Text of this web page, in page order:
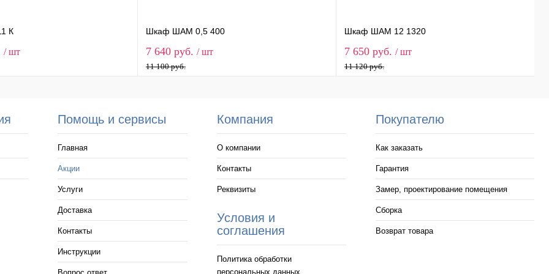
К
/ шт
Шкаф ШАМ 0,5 400
7 640 руб. / шт
11 100 руб.
Шкаф ШАМ 12 1320
7 650 руб. / шт
11 120 руб.
Помощь и сервисы
Главная
Акции
Услуги
Доставка
Контакты
Инструкции
Компания
О компании
Контакты
Реквизиты
Условия и
соглашения
Политика обработки
персональных данных
Покупателю
Как заказать
Гарантия
Замер, проектирование помещения
Сборка
Возврат товара